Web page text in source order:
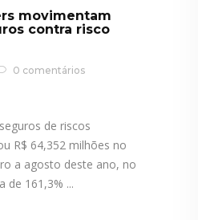
movimentam
contra risco
0 comentários
de riscos
R$ 64,352 milhões no
a agosto deste ano, no
de 161,3%